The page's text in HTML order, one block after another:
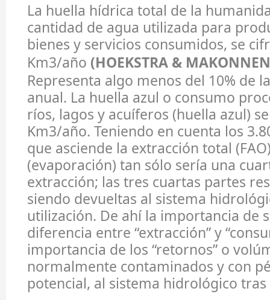
La huella hídrica total de la
cantidad de agua utilizada para
bienes y servicios consumidos, se
Km3/año (HOEKSTRA &
Representa algo menos del 10% de
anual. La huella azul o consumo
ríos, lagos y acuíferos (huella azul)
Km3/año. Teniendo en cuenta los
que asciende la extracción total
(evaporación) tan sólo sería una
extracción; las tres cuartas partes
siendo devueltas al sistema
utilización. De ahí la importancia de
diferencia entre “extracción” y
importancia de los “retornos” o
normalmente contaminados y con
potencial, al sistema hidrológico tras